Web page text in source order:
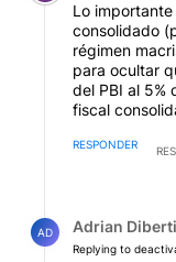
Lo
consolidado
régimen
para ocultar
del PBI al 5%
fiscal
RESPONDER
AD Adrian
Replying to